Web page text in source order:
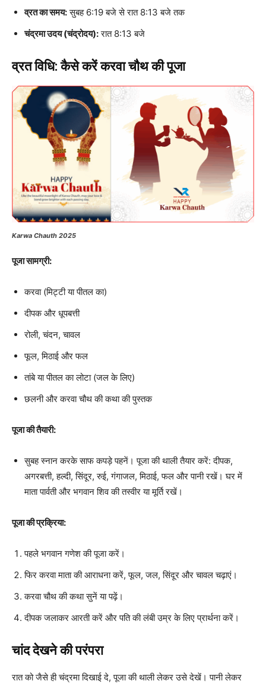
व्रत का समय:सुबह 6:19 बजे से रात 8:13 बजे तक
चंद्रमा उदय (चंद्रोदय):रात 8:13 बजे
व्रत विधि: कैसे करें करवा चौथ की पूजा
Karwa Chauth 2025
पूजा सामग्री:
करवा (मिट्टी या पीतल का)
दीपक और धूपबत्ती
रोली, चंदन, चावल
फूल, मिठाई और फल
तांबे या पीतल का लोटा (जल के लिए)
छलनी और करवा चौथ की कथा की पुस्तक
पूजा की तैयारी:
सुबह स्नान करके साफ कपड़े पहनें। पूजा की थाली तैयार करें: दीपक,
अगरबत्ती, हल्दी, सिंदूर, रुई, गंगाजल, मिठाई, फल और पानी रखें। घर में
माता पार्वती और भगवान शिव की तस्वीर या मूर्ति रखें।
पूजा की प्रक्रिया:
पहले भगवान गणेश की पूजा करें।
फिर करवा माता की आराधना करें, फूल, जल, सिंदूर और चावल चढ़ाएं।
करवा चौथ की कथा सुनें या पढ़ें।
दीपक जलाकर आरती करें और पति की लंबी उम्र के लिए प्रार्थना करें।
चांद देखने की परंपरा
रात को जैसे ही चंद्रमा दिखाई दे, पूजा की थाली लेकर उसे देखें। पानी लेकर